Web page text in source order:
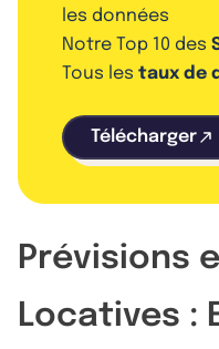
les données
Notre Top 10 des
Tous les taux de
Télécharger
Prévisions
Locatives :